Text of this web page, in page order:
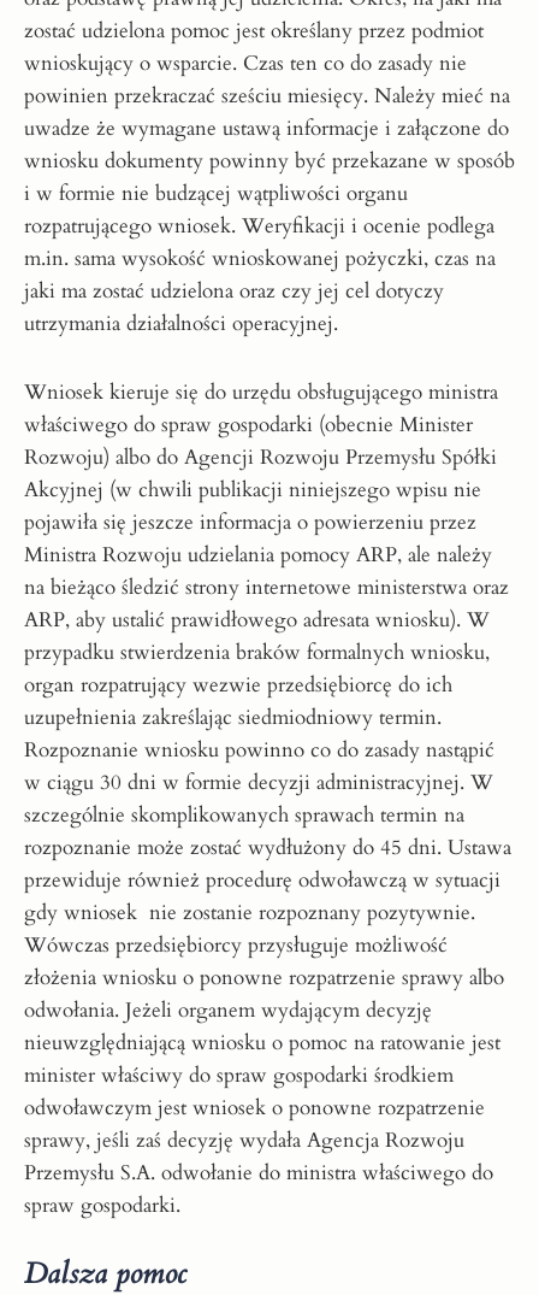
zostać udzielona pomoc jest określany przez podmiot
wnioskujący o wsparcie. Czas ten co do zasady nie
powinien przekraczać sześciu miesięcy. Należy mieć na
uwadze że wymagane ustawą informacje i załączone do
wniosku dokumenty powinny być przekazane w sposób
i w formie nie budzącej wątpliwości organu
rozpatrującego wniosek. Weryfikacji i ocenie podlega
m.in. sama wysokość wnioskowanej pożyczki, czas na
jaki ma zostać udzielona oraz czy jej cel dotyczy
utrzymania działalności operacyjnej.
Wniosek kieruje się do urzędu obsługującego ministra
właściwego do spraw gospodarki (obecnie Minister
Rozwoju) albo do Agencji Rozwoju Przemysłu Spółki
Akcyjnej (w chwili publikacji niniejszego wpisu nie
pojawiła się jeszcze informacja o powierzeniu przez
Ministra Rozwoju udzielania pomocy ARP, ale należy
na bieżąco śledzić strony internetowe ministerstwa oraz
ARP, aby ustalić prawidłowego adresata wniosku). W
przypadku stwierdzenia braków formalnych wniosku,
organ rozpatrujący wezwie przedsiębiorcę do ich
uzupełnienia zakreślając siedmiodniowy termin.
Rozpoznanie wniosku powinno co do zasady nastąpić
w ciągu 30 dni w formie decyzji administracyjnej. W
szczególnie skomplikowanych sprawach termin na
rozpoznanie może zostać wydłużony do 45 dni. Ustawa
przewiduje również procedurę odwoławczą w sytuacji
gdy wniosek nie zostanie rozpoznany pozytywnie.
Wówczas przedsiębiorcy przysługuje możliwość
złożenia wniosku o ponowne rozpatrzenie sprawy albo
odwołania. Jeżeli organem wydającym decyzję
nieuwzględniającą wniosku o pomoc na ratowanie jest
minister właściwy do spraw gospodarki środkiem
odwoławczym jest wniosek o ponowne rozpatrzenie
sprawy, jeśli zaś decyzję wydała Agencja Rozwoju
Przemysłu S.A. odwołanie do ministra właściwego do
spraw gospodarki.
Dalsza pomoc